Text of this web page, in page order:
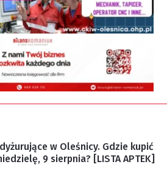
w Oleśnicy. Gdzie kupić
9 sierpnia? [LISTA APTEK]